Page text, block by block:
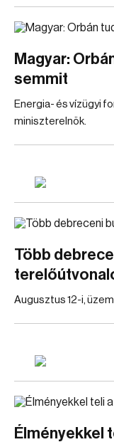
Magyar:
semmit
Energia- és vízügyi
miniszterelnök.
Több
Augusztus 12-i,
Élményekkel